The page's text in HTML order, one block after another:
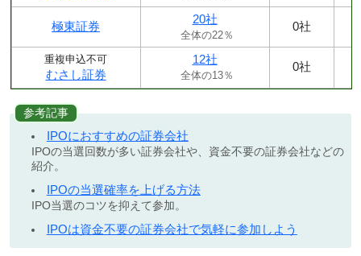
極東証券
20社
全体の22％
0社
重複申込不可
むさし証券
12社
全体の13％
0社
参考記事
IPOにおすすめの証券会社
IPOの当選回数が多い証券会社や、資金不要の証券会社などの
紹介。
IPOの当選確率を上げる方法
IPO当選のコツを抑えて参加。
IPOは資金不要の証券会社で気軽に参加しよう